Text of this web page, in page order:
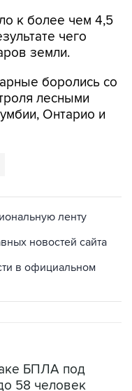
к более чем 4,5
чего
земли.
боролись со
лесными
Онтарио и
ленту
новостей сайта
в официальном
БПЛА под
58 человек